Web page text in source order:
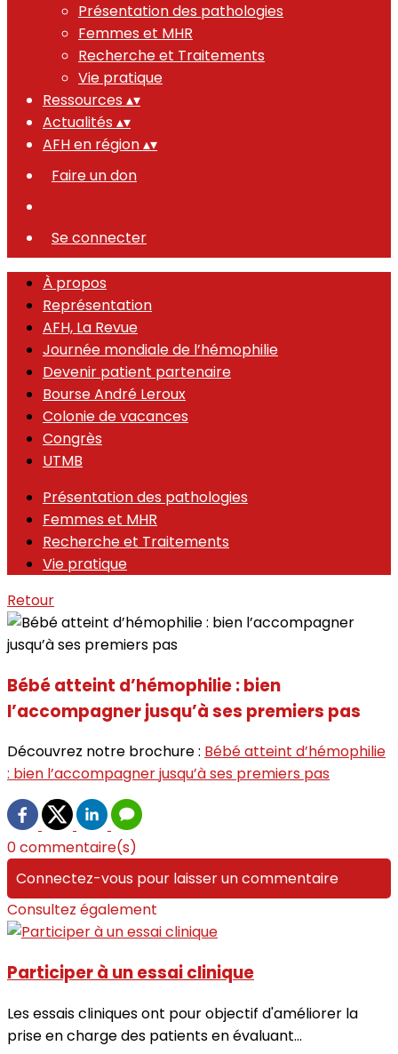
Présentation des pathologies
Femmes et MHR
Recherche et Traitements
Vie pratique
Ressources ▴▾
Actualités ▴▾
AFH en région▴▾
Faire un don
Se connecter
À propos
Représentation
AFH, La Revue
Journée mondiale de l’hémophilie
Devenir patient partenaire
Bourse André Leroux
Colonie de vacances
Congrès
UTMB
Présentation des pathologies
Femmes et MHR
Recherche et Traitements
Vie pratique
Retour
Bébé atteint d’hémophilie : bien
l’accompagner jusqu’à ses premiers pas
Découvrez notre brochure : Bébé atteint d’hémophilie
: bien l’accompagner jusqu’à ses premiers pas
0 commentaire(s)
Connectez-vous pour laisser un commentaire
Consultez également
Participer à un essai clinique
Les essais cliniques ont pour objectif d'améliorer la
prise en charge des patients en évaluant...